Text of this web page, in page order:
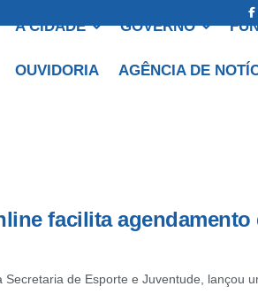
A CIDADE GOVERNO
OUVIDORIA AGÊNCIA DE
facilita
de Esporte e Juventude, lançou